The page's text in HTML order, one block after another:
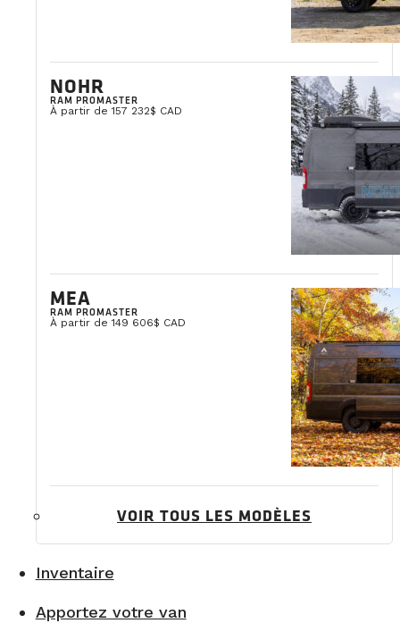
NOHR
RAM PROMASTER
À partir de 157 232$ CAD
MEA
RAM PROMASTER
À partir de 149 606$ CAD
VOIR TOUS LES MODÈLES
Inventaire
Apportez votre van